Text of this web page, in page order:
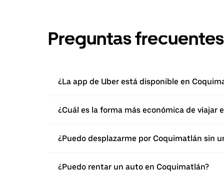
Preguntas frecuentes
¿La app de Uber está disponible en
¿Cuál es la forma más económica de viajar
¿Puedo desplazarme por Coquimatlán sin
¿Puedo rentar un auto en Coquimatlán?